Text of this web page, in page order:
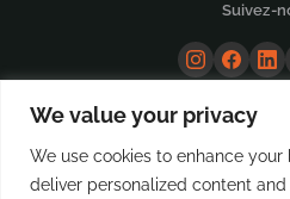
We value your privacy
We use cookies to enhance your
deliver personalized content
Suivez-